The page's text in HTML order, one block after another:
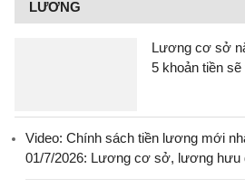
LƯƠNG
Lương cơ sở
5 khoản tiền sẽ
Video: Chính sách tiền lương mới
01/7/2026: Lương cơ sở, lương hưu